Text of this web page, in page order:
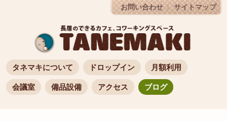
タネマキについて ドロップイン 月額利用
会議室 備品設備 アクセス ブログ
お問い合わせ サイトマップ